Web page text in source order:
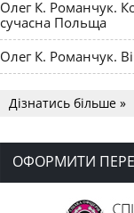
Олег К. Романчук.
сучасна Польща
Олег К. Романчук.
долучилися до
День Вишиванки в
OPUS MAGNUM
Дізнатись більше »
ОФОРМИТИ